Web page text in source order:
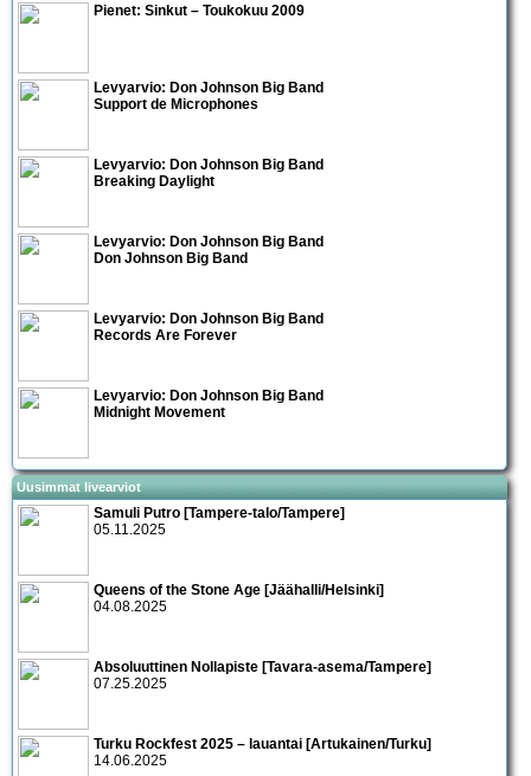
Pienet: Sinkut – Toukokuu 2009
Levyarvio: Don Johnson Big Band
Support de Microphones
Levyarvio: Don Johnson Big Band
Breaking Daylight
Levyarvio: Don Johnson Big Band
Don Johnson Big Band
Levyarvio: Don Johnson Big Band
Records Are Forever
Levyarvio: Don Johnson Big Band
Midnight Movement
Uusimmat livearviot
Samuli Putro [Tampere-talo/Tampere]
05.11.2025
Queens of the Stone Age [Jäähalli/Helsinki]
04.08.2025
Absoluuttinen Nollapiste [Tavara-asema/Tampere]
07.25.2025
Turku Rockfest 2025 – lauantai [Artukainen/Turku]
14.06.2025